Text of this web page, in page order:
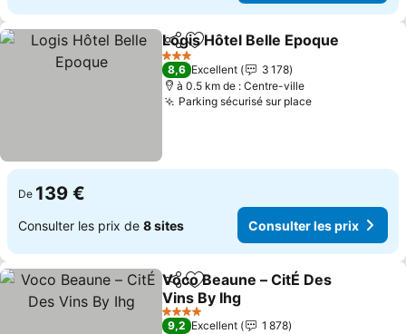
PartagerAjouter à mes favoris
Logis Hôtel Belle Epoque
3 Étoiles
8,6 Excellent
3 178
à 0.5 km de : Centre-ville
Parking sécurisé sur placeConsulter les
De 139 €
Consulter les prix de 8 sites Consulter les prix
PartagerAjouter à mes favoris
Voco Beaune – CitÉ Des
Vins By Ihg
Consulter les prix
4 Étoiles
9,2 Excellent 1 878